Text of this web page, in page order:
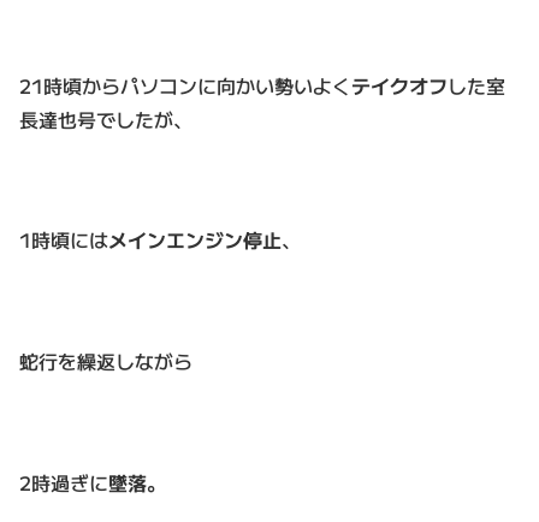
21時頃からパソコンに向かい勢いよくテイクオフした室
長達也号でしたが、
1時頃にはメインエンジン停止、
蛇行を繰返しながら
2時過ぎに墜落。